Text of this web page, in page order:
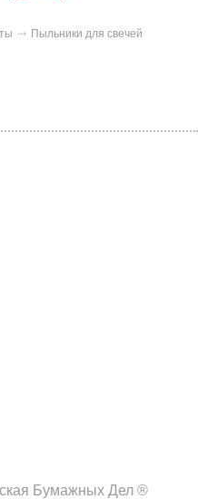
Пыльники для свечей
Бумажных Дел ®